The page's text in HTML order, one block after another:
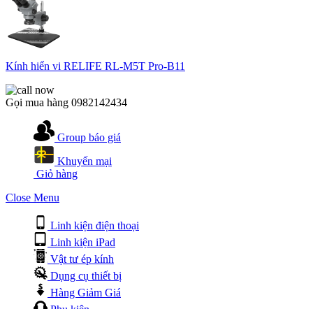
Kính hiển vi RELIFE RL-M5T Pro-B11
Gọi mua hàng 0982142434
Group báo giá
Khuyến mại
Giỏ hàng
Close Menu
Linh kiện điện thoại
Linh kiện iPad
Vật tư ép kính
Dụng cụ thiết bị
Hàng Giảm Giá